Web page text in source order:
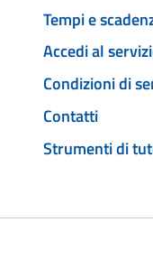
Tempi e
Accedi al
Condizioni di
Contatti
Strumenti di